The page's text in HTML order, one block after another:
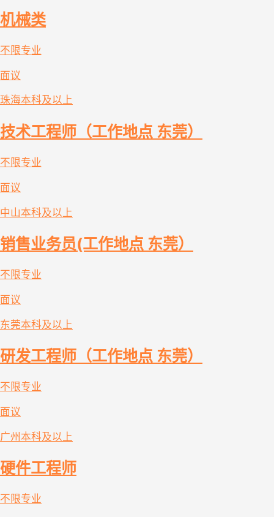
机械类
不限专业
面议
珠海本科及以上
技术工程师（工作地点 东莞）
不限专业
面议
中山本科及以上
销售业务员(工作地点 东莞）
不限专业
面议
东莞本科及以上
研发工程师（工作地点 东莞）
不限专业
面议
广州 本科及以上
硬件工程师
不限专业